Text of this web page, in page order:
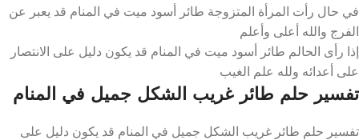
في حال رأت المرأة المتزوجة طائر أسود ميت في المنام قد يعبر عن
الفرج والله أعلى وأعلم
إذا رأى الحالم طائر أسود ميت في المنام قد يكون دليل على الانتصار
على أعدائه ولله علم الغيب
تفسير حلم طائر غريب الشكل جميل في المنام
تفسير حلم طائر غريب الشكل جميل في المنام قد يكون دليل على